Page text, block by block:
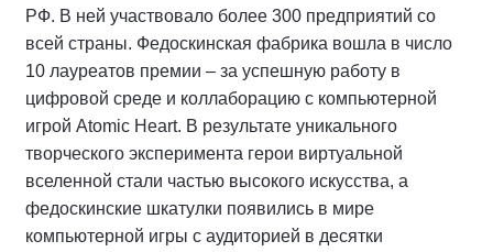
РФ. В ней участвовало более 300 предприятий со
всей страны. Федоскинская фабрика вошла в число
10 лауреатов премии – за успешную работу в
цифровой среде и коллаборацию с компьютерной
игрой Atomic Heart. В результате уникального
творческого эксперимента герои виртуальной
вселенной стали частью высокого искусства, а
федоскинские шкатулки появились в мире
компьютерной игры с аудиторией в десятки